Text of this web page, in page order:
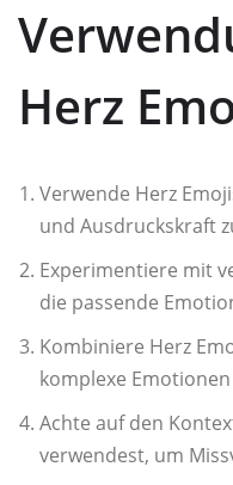
Herz
Verwende Herz
und Ausdruckskraft
Experimentiere mit
die passende
Kombiniere Herz
komplexe
Achte auf den
verwendest, um